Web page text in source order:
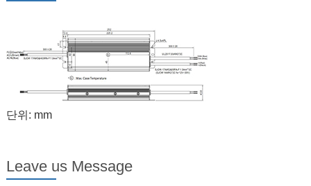
단위: mm
Leave us Message